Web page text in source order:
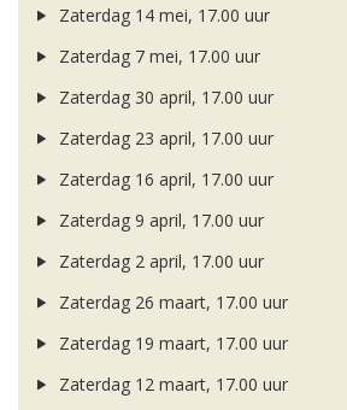
Zaterdag 14 mei, 17.00 uur
Zaterdag 7 mei, 17.00 uur
Zaterdag 30 april, 17.00 uur
Zaterdag 23 april, 17.00 uur
Zaterdag 16 april, 17.00 uur
Zaterdag 9 april, 17.00 uur
Zaterdag 2 april, 17.00 uur
Zaterdag 26 maart, 17.00 uur
Zaterdag 19 maart, 17.00 uur
Zaterdag 12 maart, 17.00 uur